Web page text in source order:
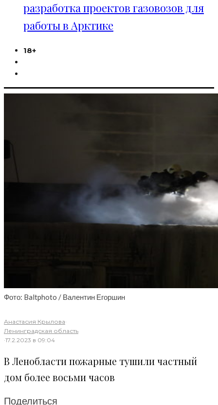
разработка проектов газовозов для
работы в Арктике
18+
Фото: Baltphoto / Валентин Егоршин
Анастасия Крылова·
Ленинградская область
·17.2.2023 в 09:04
В Ленобласти пожарные тушили частный
дом более восьми часов
Поделиться